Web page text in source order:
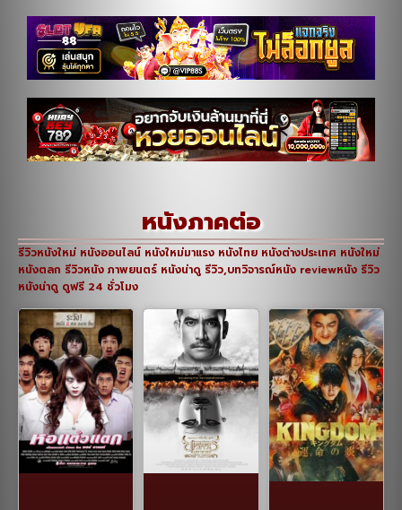
หนังภาคต่อ
รีวิวหนังใหม่ หนังออนไลน์ หนังใหม่มาแรง หนังไทย หนังต่างประเทศ หนังใหม่
หนังตลก รีวิวหนัง ภาพยนตร์ หนังน่าดู รีวิว,บทวิจารณ์หนัง reviewหนัง รีวิว
หนังน่าดู ดูฟรี 24 ชั่วโมง